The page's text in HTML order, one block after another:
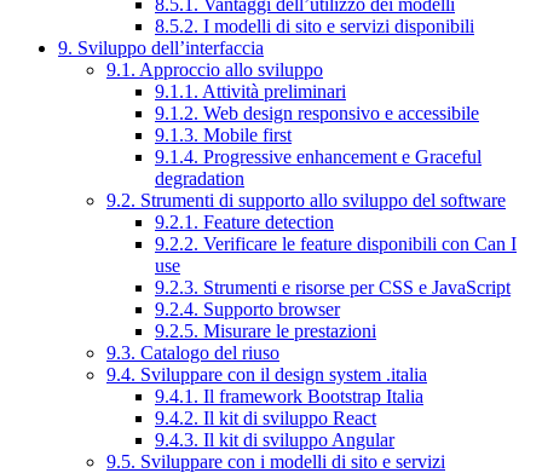
8.5.1. Vantaggi dell’utilizzo dei modelli
8.5.2. I modelli di sito e servizi disponibili
9. Sviluppo dell’interfaccia
9.1. Approccio allo sviluppo
9.1.1. Attività preliminari
9.1.2. Web design responsivo e accessibile
9.1.3. Mobile first
9.1.4. Progressive enhancement e Graceful
degradation
9.2. Strumenti di supporto allo sviluppo del software
9.2.1. Feature detection
9.2.2. Verificare le feature disponibili con Can I
use
9.2.3. Strumenti e risorse per CSS e JavaScript
9.2.4. Supporto browser
9.2.5. Misurare le prestazioni
9.3. Catalogo del riuso
9.4. Sviluppare con il design system .italia
9.4.1. Il framework Bootstrap Italia
9.4.2. Il kit di sviluppo React
9.4.3. Il kit di sviluppo Angular
9.5. Sviluppare con i modelli di sito e servizi